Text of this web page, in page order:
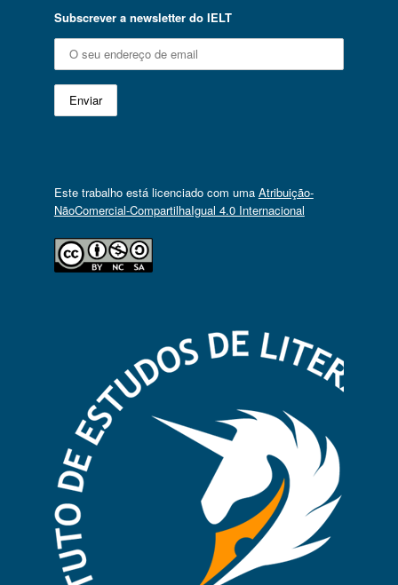
Subscrever a newsletter do IELT
Este trabalho está licenciado com uma Atribuição-
NãoComercial-CompartilhaIgual 4.0 Internacional